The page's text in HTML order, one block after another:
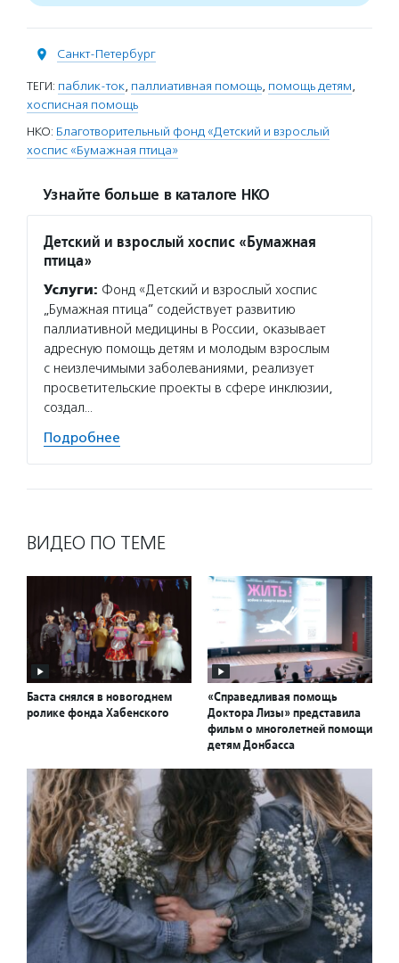
Санкт-Петербург
ТЕГИ: паблик-ток, паллиативная помощь, помощь детям,
хосписная помощь
НКО: Благотворительный фонд «Детский и взрослый
хоспис «Бумажная птица»
Узнайте больше в каталоге НКО
Детский и взрослый хоспис «Бумажная
птица»
Услуги: Фонд «Детский и взрослый хоспис
„Бумажная птица“ содействует развитию
паллиативной медицины в России, оказывает
адресную помощь детям и молодым взрослым
с неизлечимыми заболеваниями, реализует
просветительские проекты в сфере инклюзии,
создал…
Подробнее
ВИДЕО ПО ТЕМЕ
Баста снялся в новогоднем
ролике фонда Хабенского
«Справедливая помощь
Доктора Лизы» представила
фильм о многолетней помощи
детям Донбасса